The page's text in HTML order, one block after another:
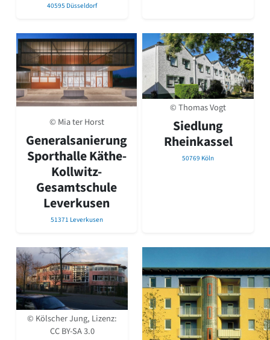
40595 Düsseldorf
© Mia ter Horst
Generalsanierung
Sporthalle Käthe-
Kollwitz-
Gesamtschule
Leverkusen
51371 Leverkusen
© Thomas Vogt
Siedlung
Rheinkassel
50769 Köln
© Kölscher Jung, Lizenz:
CC BY-SA 3.0